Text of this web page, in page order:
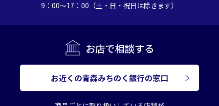
9：00～17：00（土・日・祝日は除きます）
お店で相談する
お近くの青森みちのく銀行の窓口